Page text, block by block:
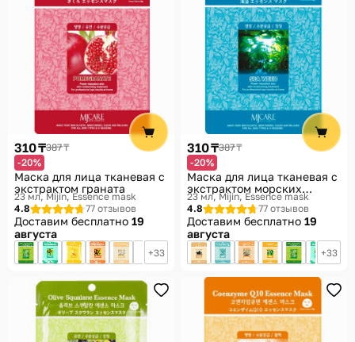
310 ₸387 ₸
-20%
Маска для лица тканевая с
экстрактом граната
23 мл Mijin, Essence mask
4.8
77 отзывов
Доставим бесплатно 19
августа
33
310 ₸387 ₸
-20%
Маска для лица тканевая с
экстрактом морских
водорослей
23 мл Mijin, Essence mask
4.8
77 отзывов
Доставим бесплатно 19
августа
33